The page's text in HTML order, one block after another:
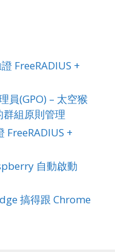
FreeRADIUS +
員(GPO) – 太空猴
組原則管理
FreeRADIUS +
自動啟動
搞得跟 Chrome